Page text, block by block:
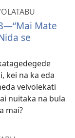
Mate
se
kei na ka eda
veivolekati
nuitaka na bula
mai?